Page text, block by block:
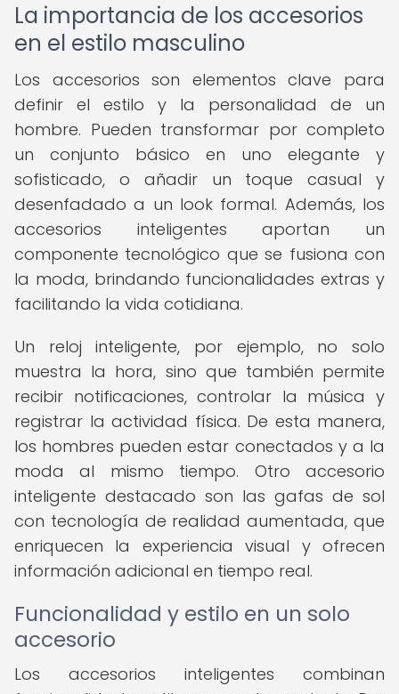
La importancia de los accesorios
en el estilo masculino
Los accesorios son elementos clave para
definir el estilo y la personalidad de un
hombre. Pueden transformar por completo
un conjunto básico en uno elegante y
sofisticado, o añadir un toque casual y
desenfadado a un look formal. Además, los
accesorios inteligentes aportan un
componente tecnológico que se fusiona con
la moda, brindando funcionalidades extras y
facilitando la vida cotidiana.
Un reloj inteligente, por ejemplo, no solo
muestra la hora, sino que también permite
recibir notificaciones, controlar la música y
registrar la actividad física. De esta manera,
los hombres pueden estar conectados y a la
moda al mismo tiempo. Otro accesorio
inteligente destacado son las gafas de sol
con tecnología de realidad aumentada, que
enriquecen la experiencia visual y ofrecen
información adicional en tiempo real.
Funcionalidad y estilo en un solo
accesorio
Los accesorios inteligentes combinan